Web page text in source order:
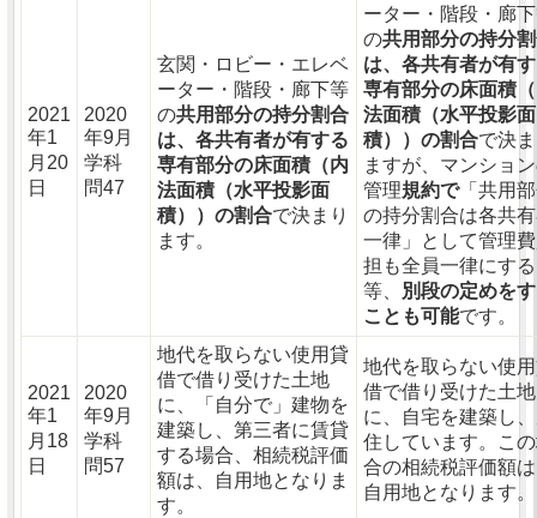
2021
年1
月20
日
2020
年9月
学科
問47
玄関・ロビー・エレベ
ーター・階段・廊下等
の共用部分の持分割合
は、各共有者が有する
専有部分の床面積（内
法面積（水平投影面
積））の割合で決まり
ます。
ーター・階段・廊
の共用部分の持分
は、各共有者が有
専有部分の床面積
法面積（水平投影面
積））の割合で決
ますが、マンショ
管理規約で「共用
の持分割合は各共
一律」として管理
担も全員一律にする
等、
別段の定めを
ことも可能です。
2021
年1
月18
日
2020
年9月
学科
問57
地代を取らない使用貸
借で借り受けた土地
に、「自分で」建物を
建築し、第三者に賃貸
する場合、相続税評価
額は、自用地となりま
す。
地代を取らない使
借で借り受けた土地
に、自宅を建築し
住しています。こ
合の相続税評価額
自用地となります。